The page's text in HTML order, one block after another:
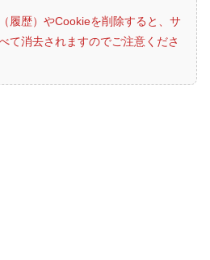
履歴）やCookieを削除すると、サ
て消去されますのでご注意くださ